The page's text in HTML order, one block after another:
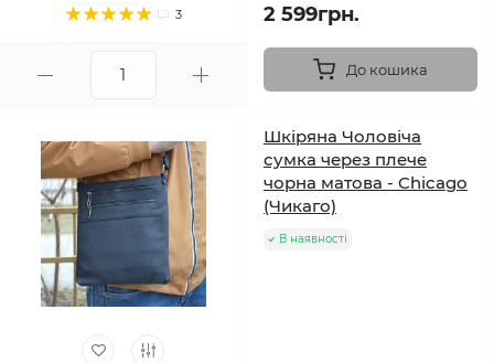
3 2 599грн.
До кошика
Шкіряна Чоловіча
сумка через плече
чорна матова - Chicago
(Чикаго)
В наявності